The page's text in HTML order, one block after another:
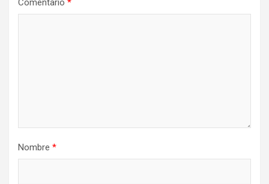
Comentario *
Nombre *